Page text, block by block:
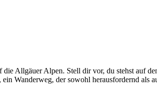
Allgäuer Alpen. Stell dir vor, du stehst auf
Wanderweg, der sowohl herausfordernd als